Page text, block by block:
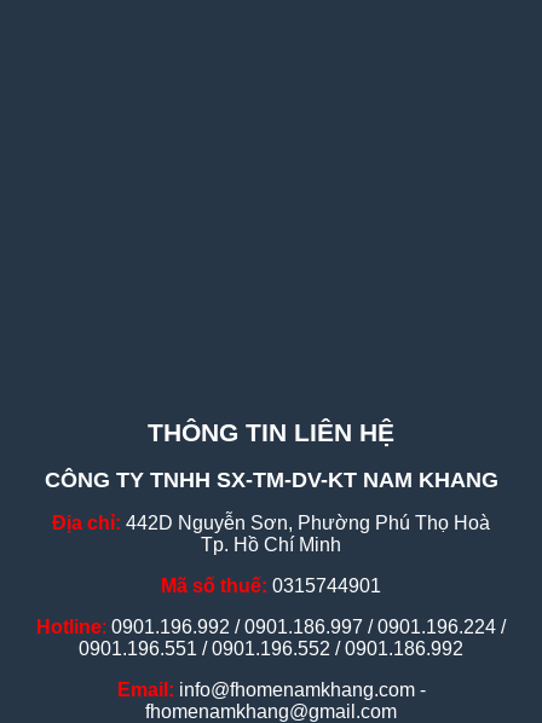
THÔNG TIN LIÊN HỆ
CÔNG TY TNHH SX-TM-DV-KT NAM KHANG
Địa chỉ: 442D Nguyễn Sơn, Phường Phú Thọ Hoà
Tp. Hồ Chí Minh
Mã số thuế: 0315744901
Hotline: 0901.196.992 / 0901.186.997 / 0901.196.224 /
0901.196.551 / 0901.196.552 / 0901.186.992
Email: info@fhomenamkhang.com -
fhomenamkhang@gmail.com